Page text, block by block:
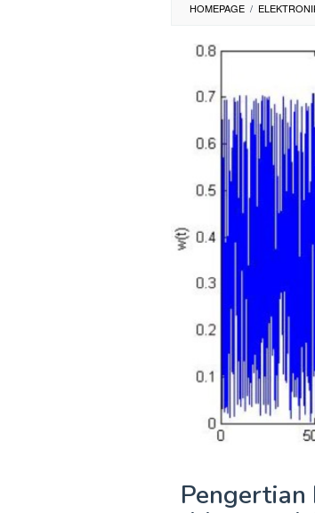
HOMEPAGE /
Pengertian